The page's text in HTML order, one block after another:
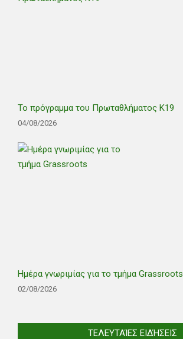
Το πρόγραμμα του Πρωταθλήματος Κ19
04/08/2026
Ημέρα γνωριμίας για το τμήμα Grassroots
02/08/2026
ΤΕΛΕΥΤΑΊΕΣ ΕΙΔΉΣΕΙΣ